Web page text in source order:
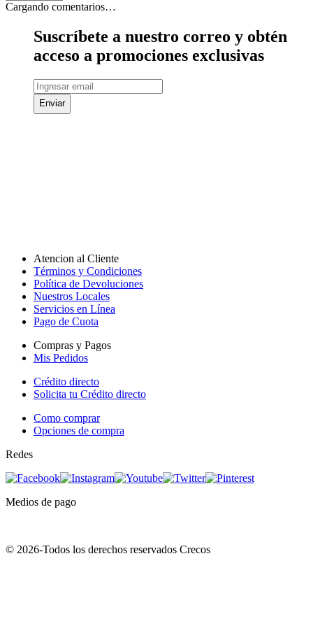
Cargando comentarios…
Suscríbete a nuestro correo y obtén
acceso a promociones exclusivas
Enviar
Atencion al Cliente
Términos y Condiciones
Política de Devoluciones
Nuestros Locales
Servicios en Línea
Pago de Cuota
Compras y Pagos
Mis Pedidos
Crédito directo
Solicita tu Crédito directo
Como comprar
Opciones de compra
Redes
Medios de pago
© 2026-Todos los derechos reservados Crecos